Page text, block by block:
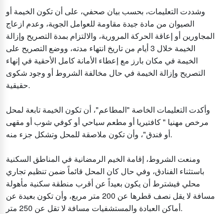
وشددت التعليمات، بحسب بيان صحفي، على أن تكون الخيمة أو
الصيوان من مادة جيدة مقاومة للعوامل الجوية، وعدم ازعاج
المجاورين أو إعاقة الحركة المرورية، والالتزام بمدة التصريح وإزالة
الخيمة خلال 3 أيام من تاريخ انتهاء مدته، ووضع التصريح على
الخيمة في مكان بارز مع إعطاء الأمانة كامل الأحقية في إنهاء
التصريح وإزالة الخيمة في حال مخالفة الشروط أو وجود شكوى
حقيقية.
وأكدت التعليمات الخاصة "المطاعم"، أن تكون الخيمة تابعة لمحل
مرخص مهنيا " كافتيريا أو مطعم سياحي أو كوفي شوب أو مقهى
أو فندق"، وأن تكون ملاصقة للمحل وتشكل جزء منه.
ومنعت الشروط، إقامة الخيم الرمضانية في المناطق السكنية
باستثناء الفنادق، وفي حال كان المحل قائماً ضمن تنظيم تجاري
محلي فيشترط أن يكون بعيداً عن أقرب منطقة سكنية مأهولة
مسافة لا يقل نصف قطرها عن 200 متر مربع، وأن تكون بعيدة عن
أماكن العبادة والمستشفيات مسافة لا تقل عن 250 متر.